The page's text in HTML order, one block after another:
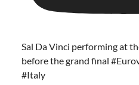
Sal Da Vinci performing at
before the grand final
#Italy